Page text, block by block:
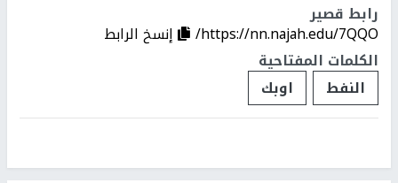
رابط قصير
https://nn.najah.edu/7QQO/
إنسخ الرابط
الكلمات المفتاحية
النفط
اوبك